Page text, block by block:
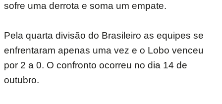
sofre uma derrota e soma um empate.
Pela quarta divisão do Brasileiro as equipes se
enfrentaram apenas uma vez e o Lobo venceu
por 2 a 0. O confronto ocorreu no dia 14 de
outubro.